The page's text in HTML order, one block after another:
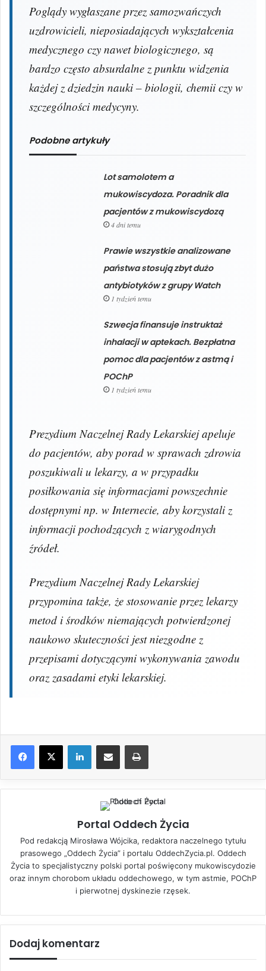
Poglądy wygłaszane przez samozwańczych
uzdrowicieli, nieposiadających wykształcenia
medycznego czy nawet biologicznego, są
bardzo często absurdalne z punktu widzenia
każdej z dziedzin nauki – biologii, chemii czy w
szczególności medycyny.
Podobne artykuły
Lot samolotem a
mukowiscydoza. Poradnik dla
pacjentów z mukowiscydozą
4 dni temu
Prawie wszystkie analizowane
państwa stosują zbyt dużo
antybiotyków z grupy Watch
1 tydzień temu
Szwecja finansuje instruktaż
inhalacji w aptekach. Bezpłatna
pomoc dla pacjentów z astmą i
POChP
1 tydzień temu
Prezydium Naczelnej Rady Lekarskiej apeluje
do pacjentów, aby porad w sprawach zdrowia
poszukiwali u lekarzy, a w przypadku
posiłkowania się informacjami powszechnie
dostępnymi np. w Internecie, aby korzystali z
informacji pochodzących z wiarygodnych
źródeł.
Prezydium Naczelnej Rady Lekarskiej
przypomina także, że stosowanie przez lekarzy
metod i środków niemających potwierdzonej
naukowo skuteczności jest niezgodne z
przepisami dotyczącymi wykonywania zawodu
oraz zasadami etyki lekarskiej.
Portal Oddech Życia
Pod redakcją Mirosława Wójcika, redaktora naczelnego tytułu
prasowego „Oddech Życia” i portalu OddechZycia.pl. Oddech
Życia to specjalistyczny polski portal poświęcony mukowiscydozie
oraz innym chorobom układu oddechowego, w tym astmie, POChP
i pierwotnej dyskinezie rzęsek.
Dodaj komentarz